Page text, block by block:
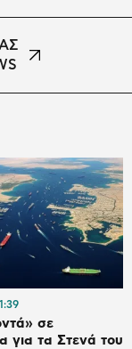
σε
για τα Στενά του